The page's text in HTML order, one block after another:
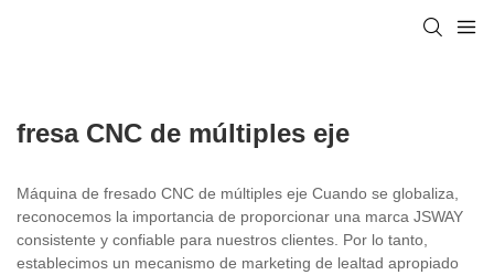
fresa CNC de múltiples eje
Máquina de fresado CNC de múltiples eje Cuando se globaliza,
reconocemos la importancia de proporcionar una marca JSWAY
consistente y confiable para nuestros clientes. Por lo tanto,
establecimos un mecanismo de marketing de lealtad apropiado